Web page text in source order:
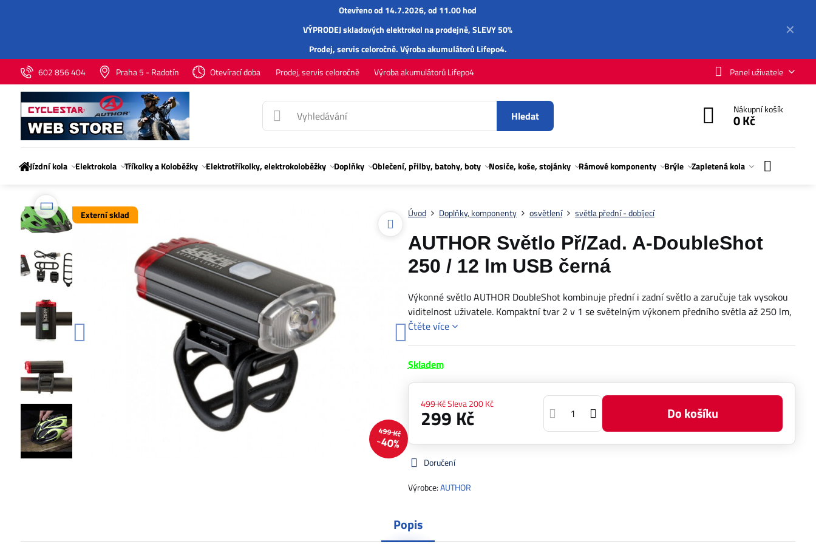
✕
Otevřeno od 14.7.2026, od 11.00 hod
VÝPRODEJ skladových elektrokol na prodejně, SLEVY 50%
Prodej,servisceloročně.Výroba akumulátorů Lifepo4.
602 856 404
Praha 5 - Radotín Otevírací doba Prodej, servis celoročně Výroba akumulátorů Lifepo4 Panel uživatele
Hledat Nákupní košík
0 Kč
Jízdní kola Elektrokola Tříkolky a Koloběžky Elektrotříkolky, elektrokoloběžky Doplňky Oblečení, přilby, batohy, boty Nosiče, koše, stojánky Rámové komponenty Brýle Zapletená kola
Externí sklad
499 Kč
40%
Úvod Doplňky, komponenty osvětlení světla přední - dobíjecí
AUTHOR Světlo Př/Zad. A-DoubleShot
250 / 12 lm USB černá
Výkonné světlo AUTHOR DoubleShot kombinuje přední i zadní světlo a zaručuje tak vysokou
viditelnost uživatele. Kompaktní tvar 2 v 1 se světelným výkonem předního světla až 250 lm,
Čtěte více
Skladem
499 KčSleva200 Kč
299 Kč Do košíku
Doručení
Výrobce:AUTHOR
Popis